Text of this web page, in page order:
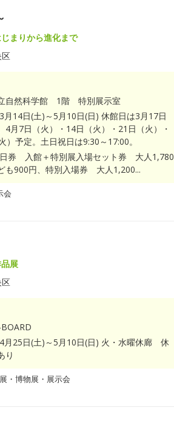
まりから進化まで
自然科学館 1階 特別展示室
月14日(土)～5月10日(日) 休館日は3月17日
4月7日（火）・14日（火）・21日（火）・
）予定。土日祝日は9:30～17:00。
券 入館＋特別展入場セット券 大人1,780
も900円、特別入場券 大人1,200...
会
展
月25日(土)～5月10日(日) 火・水曜休廊 休
り
・博物展・展示会